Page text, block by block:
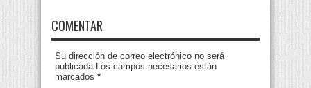
COMENTAR
Su dirección de correo electrónico no será
publicada.Los campos necesarios están
marcados *